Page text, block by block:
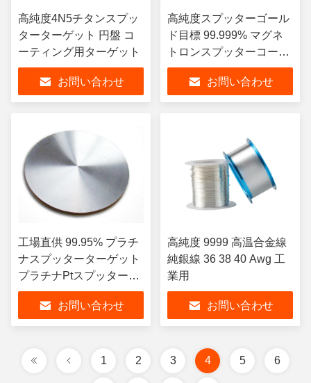
高純度4N5チタンスプッ
ターターゲット 円盤 コ
ーティング用ターゲット
お問い合わせ
高純度スプッターゴール
ド目標 99.999% マグネ
トロンスプッターコーテ
ィング
お問い合わせ
工場直供 99.95% プラチ
ナスプッターターゲット
プラチナPtスプッタータ
ーゲット
お問い合わせ
高純度 9999 高温合金線
純銀線 36 38 40 Awg 工
業用
お問い合わせ
1 2 3 4 5 6